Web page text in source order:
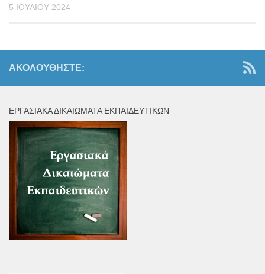
5 ΙΟΥΛΊΟΥ 2024
ΑΚΟΛΟΥΘΉΣΤΕ:
ΕΡΓΑΣΙΑΚΆ ΔΙΚΑΙΏΜΑΤΑ ΕΚΠΑΙΔΕΥΤΙΚΏΝ